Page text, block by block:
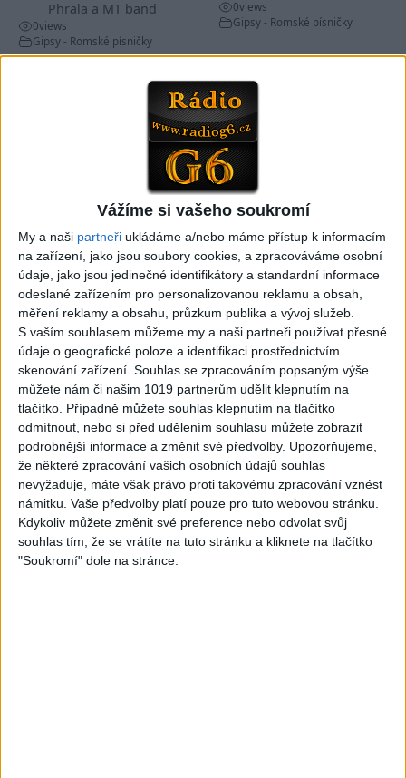
Vážíme si vašeho soukromí
My a naši partneři ukládáme a/nebo máme přístup k informacím
na zařízení, jako jsou soubory cookies, a zpracováváme osobní
údaje, jako jsou jedinečné identifikátory a standardní informace
odeslané zařízením pro personalizovanou reklamu a obsah,
měření reklamy a obsahu, průzkum publika a vývoj služeb.
S vaším souhlasem můžeme my a naši partneři používat přesné
údaje o geografické poloze a identifikaci prostřednictvím
skenování zařízení. Souhlas se zpracováním popsaným výše
můžete nám či našim 1019 partnerům udělit klepnutím na
tlačítko. Případně můžete souhlas klepnutím na tlačítko
odmítnout, nebo si před udělením souhlasu můžete zobrazit
podrobnější informace a změnit své předvolby. Upozorňujeme,
že některé zpracování vašich osobních údajů souhlas
nevyžaduje, máte však právo proti takovému zpracování vznést
námitku. Vaše předvolby platí pouze pro tuto webovou stránku.
Kdykoliv můžete změnit své preference nebo odvolat svůj
souhlas tím, že se vrátíte na tuto stránku a kliknete na tlačítko
"Soukromí" dole na stránce.
Phrala a MT band
0views
Gipsy - Romské písničky
0views
Gipsy - Romské písničky
Tanecne cover video od
Gipsy MT band
Gipsy - Romské písničky
Mande (Official VideoKlip)
2026
Gipsy - Romské písničky
Fronex Band – Devla (
OFFICIAL VIDEO )
0views
Gipsy - Romské písničky
AGRIM BAND – Prezencia (
COVER )
0views
Gipsy - Romské písničky
AGRIM BAND – Našti